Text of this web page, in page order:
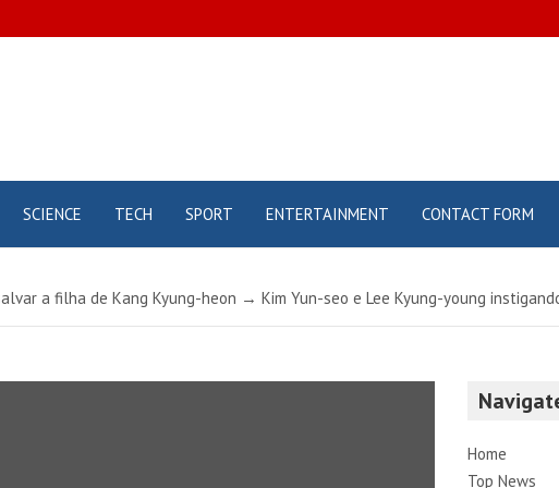
SCIENCE TECH SPORT ENTERTAINMENT CONTACT FORM
a filha de Kang Kyung-heon → Kim Yun-seo e Lee Kyung-young
Home
Top News